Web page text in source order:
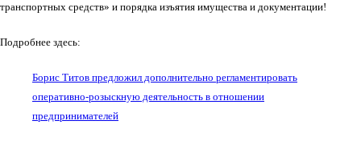
транспортных средств» и порядка изъятия имущества и документации!
Подробнее здесь:
Борис Титов предложил дополнительно регламентировать
оперативно-розыскную деятельность в отношении
предпринимателей